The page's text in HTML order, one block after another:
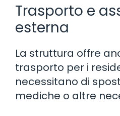
Trasporto e
esterna
La struttura offre
trasporto per i
necessitano di
mediche o altre